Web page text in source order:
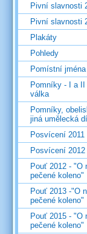
Pivní slavnosti
Pivní slavnosti
Plakáty
Pohledy
Pomístní jména
Pomníky - I a
válka
Pomníky,
jiná umělecká
Posvícení 2011
Posvícení 2012
Pouť 2012 - "O
pečené koleno"
Pouť 2013 -"O
pečené koleno"
Pouť 2015 - "O
pečené koleno"